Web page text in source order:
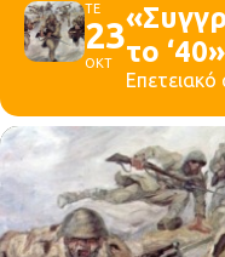
ΤΕ
23
ΟΚΤ
το ‘40»